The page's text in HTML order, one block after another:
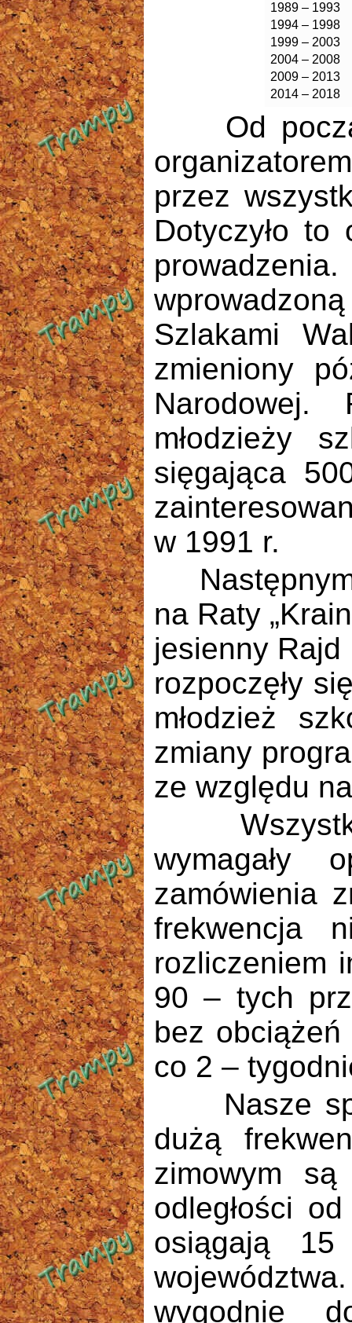
1989 – 1993
1994 – 1998
1999 – 2003
2004 – 2008
2009 – 2013
2014 – 2018
Od
przez
Dotyczyło
Szlakami
zmieniony
Narodowej.
młodzieży
sięgająca
w 1991 r.
Następnymi
na Raty
jesienny Rajd
rozpoczęły
młodzież
zmiany
ze względu
Wszystkie
wymagały
zamówienia
frekwencja
rozliczeniem
90 – tych
bez
co 2 –
Nasze
dużą
zimowym
odległości
osiągają
wygodnie